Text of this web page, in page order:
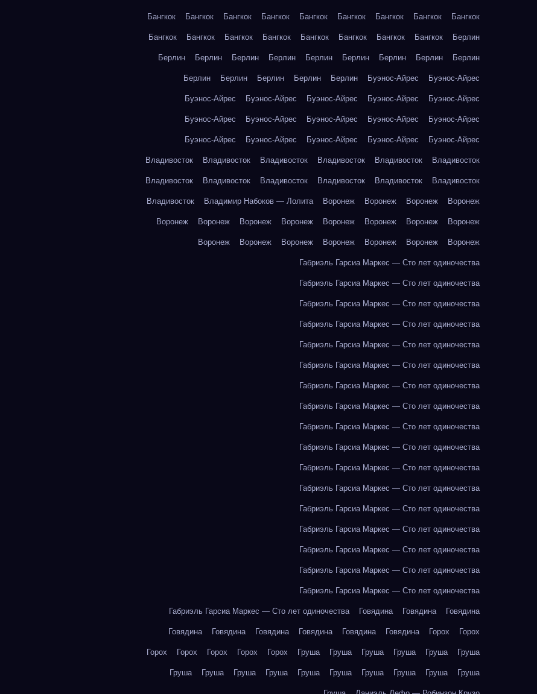
Бангкок Бангкок Бангкок Бангкок Бангкок Бангкок Бангкок Бангкок Бангкок
Бангкок Бангкок Бангкок Бангкок Бангкок Бангкок Бангкок Бангкок Берлин
Берлин Берлин Берлин Берлин Берлин Берлин Берлин Берлин Берлин
Берлин Берлин Берлин Берлин Берлин Буэнос-Айрес Буэнос-Айрес
Буэнос-Айрес Буэнос-Айрес Буэнос-Айрес Буэнос-Айрес Буэнос-Айрес
Буэнос-Айрес Буэнос-Айрес Буэнос-Айрес Буэнос-Айрес Буэнос-Айрес
Буэнос-Айрес Буэнос-Айрес Буэнос-Айрес Буэнос-Айрес Буэнос-Айрес
Владивосток Владивосток Владивосток Владивосток Владивосток Владивосток
Владивосток Владивосток Владивосток Владивосток Владивосток Владивосток
Владивосток Владимир Набоков — Лолита Воронеж Воронеж Воронеж Воронеж
Воронеж Воронеж Воронеж Воронеж Воронеж Воронеж Воронеж Воронеж
Воронеж Воронеж Воронеж Воронеж Воронеж Воронеж Воронеж
Габриэль Гарсиа Маркес — Сто лет одиночества
Габриэль Гарсиа Маркес — Сто лет одиночества
Габриэль Гарсиа Маркес — Сто лет одиночества
Габриэль Гарсиа Маркес — Сто лет одиночества
Габриэль Гарсиа Маркес — Сто лет одиночества
Габриэль Гарсиа Маркес — Сто лет одиночества
Габриэль Гарсиа Маркес — Сто лет одиночества
Габриэль Гарсиа Маркес — Сто лет одиночества
Габриэль Гарсиа Маркес — Сто лет одиночества
Габриэль Гарсиа Маркес — Сто лет одиночества
Габриэль Гарсиа Маркес — Сто лет одиночества
Габриэль Гарсиа Маркес — Сто лет одиночества
Габриэль Гарсиа Маркес — Сто лет одиночества
Габриэль Гарсиа Маркес — Сто лет одиночества
Габриэль Гарсиа Маркес — Сто лет одиночества
Габриэль Гарсиа Маркес — Сто лет одиночества
Габриэль Гарсиа Маркес — Сто лет одиночества
Габриэль Гарсиа Маркес — Сто лет одиночества Говядина Говядина Говядина
Говядина Говядина Говядина Говядина Говядина Говядина Горох Горох
Горох Горох Горох Горох Горох Груша Груша Груша Груша Груша Груша
Груша Груша Груша Груша Груша Груша Груша Груша Груша Груша